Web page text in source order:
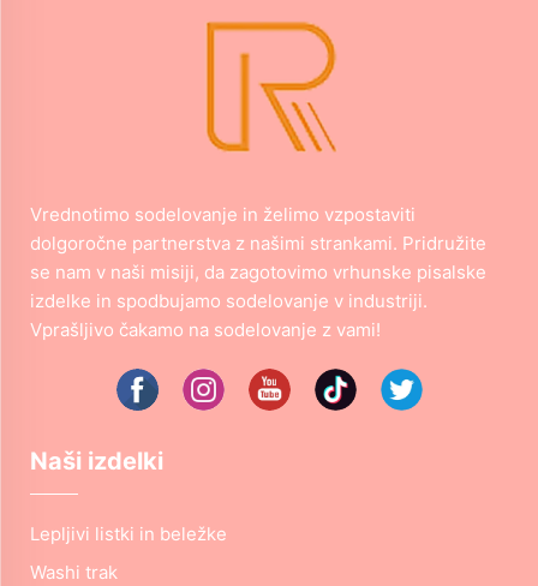
Vrednotimo sodelovanje in želimo vzpostaviti
dolgoročne partnerstva z našimi strankami. Pridružite
se nam v naši misiji, da zagotovimo vrhunske pisalske
izdelke in spodbujamo sodelovanje v industriji.
Vprašljivo čakamo na sodelovanje z vami!
Naši izdelki
Lepljivi listki in beležke
Washi trak